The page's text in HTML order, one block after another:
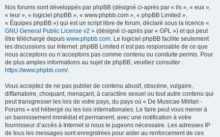
Nos forums sont développés par phpBB (désigné ci-après par « ils », « eux »,
« leur », « logiciel phpBB », « www.phpbb.com », « phpBB Limited »,
« Équipes phpBB ») qui est un script libre de forum, déclaré sous la licence «
GNU General Public License v2 » (désigné ci-après par « GPL ») et qui peut
être téléchargé depuis www.phpbb.com. Le logiciel phpBB facilite seulement
les discussions sur Internet. phpBB Limited n’est pas responsable de ce que
nous acceptons ou n’acceptons pas comme contenu ou conduite permis. Pour
de plus amples informations au sujet de phpBB, veuillez consulter :
https://www.phpbb.com/.
Vous acceptez de ne pas publier de contenu abusif, obscène, vulgaire,
diffamatoire, choquant, menaçant, à caractère sexuel ou tout autre contenu qui
peut transgresser les lois de votre pays, du pays où « De Musicae Militari -
Forums » est hébergé ou les lois internationales. Le faire peut vous mener à
un bannissement immédiat et permanent, avec une notification à votre
fournisseur d’accès à Internet si nous le jugeons nécessaire. Les adresses IP
de tous les messages sont enregistrées pour aider au renforcement de ces